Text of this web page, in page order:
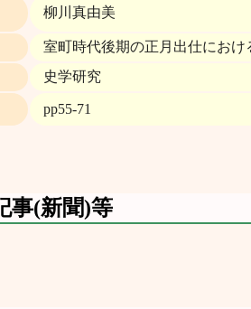
柳川真由美
室町時代後期の正月出仕におけ
史学研究
pp55‐71
事(新聞)等